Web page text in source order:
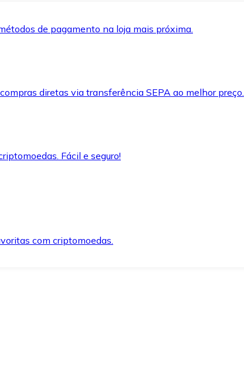
de pagamento na loja mais próxima.
diretas via transferência SEPA ao melhor preço.
Fácil e seguro!
com criptomoedas.
rápida e segura.
quando precisar.